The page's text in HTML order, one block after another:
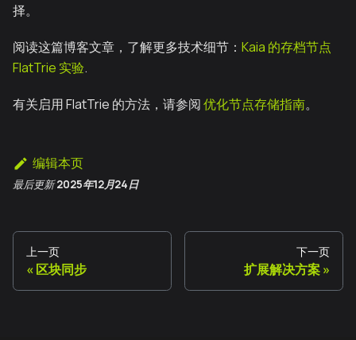
择。
阅读这篇博客文章，了解更多技术细节： Kaia 的存档节点
FlatTrie 实验.
有关启用 FlatTrie 的方法，请参阅优化节点存储指南。
编辑本页
最后更新 2025年12月24日
上一页
区块同步
下一页
扩展解决方案